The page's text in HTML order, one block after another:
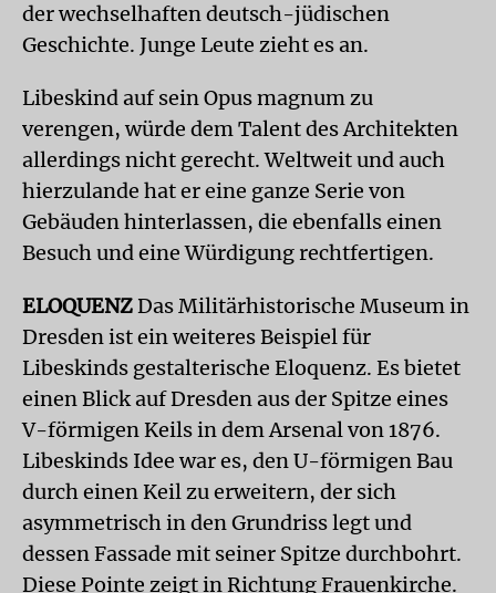
der wechselhaften deutsch-jüdischen
Geschichte. Junge Leute zieht es an.
Libeskind auf sein Opus magnum zu
verengen, würde dem Talent des Architekten
allerdings nicht gerecht. Weltweit und auch
hierzulande hat er eine ganze Serie von
Gebäuden hinterlassen, die ebenfalls einen
Besuch und eine Würdigung rechtfertigen.
ELOQUENZDas Militärhistorische Museum in
Dresden ist ein weiteres Beispiel für
Libeskinds gestalterische Eloquenz. Es bietet
einen Blick auf Dresden aus der Spitze eines
V-förmigen Keils in dem Arsenal von 1876.
Libeskinds Idee war es, den U-förmigen Bau
durch einen Keil zu erweitern, der sich
asymmetrisch in den Grundriss legt und
dessen Fassade mit seiner Spitze durchbohrt.
Diese Pointe zeigt in Richtung Frauenkirche.